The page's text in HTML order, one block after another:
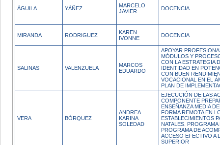
ÁGUILA YÁÑEZ
MARCELO
JAVIER
DOCENCIA
MIRANDA RODRIGUEZ
KAREN
IVONNE
DOCENCIA
SALINAS VALENZUELA
MARCOS
EDUARDO
APOYAR
MÓDULOS Y
CON LA ESTRATEGIA
IDENTIDAD EN
CON BUEN
VOCACIONAL EN EL
PLAN DE
VERA BÓRQUEZ
ANDREA
KARINA
SOLEDAD
EJECUCIÓN DE LAS
COMPONENTE
ENSEÑANZA MEDIA
FORMA REMOTA EN
ESTABLECIMIENTOS
NATALES. PROGRAMA
PROGRAMA DE
ACCESO EFECTIVO A
SUPERIOR